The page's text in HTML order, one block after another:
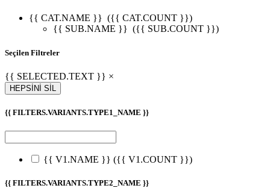
{{ CAT.NAME }} ({{ CAT.COUNT }})
{{ SUB.NAME }} ({{ SUB.COUNT }})
Seçilen Filtreler
{{ SELECTED.TEXT }} ×
HEPSİNİ SİL
{{ FILTERS.VARIANTS.TYPE1_NAME }}
{{ V1.NAME }} ({{ V1.COUNT }})
{{ FILTERS.VARIANTS.TYPE2_NAME }}